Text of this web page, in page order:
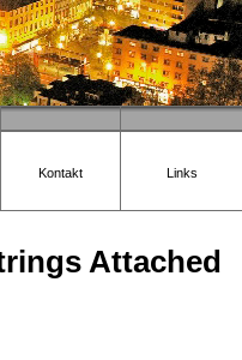
Kontakt Links
Attached